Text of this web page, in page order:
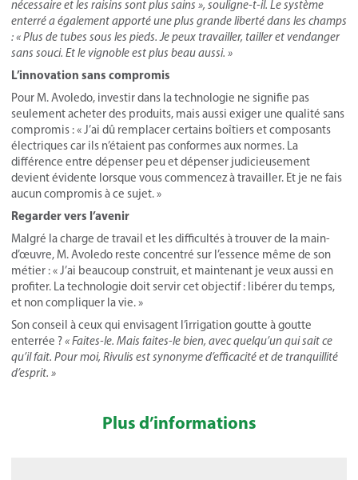
nécessaire et les raisins sont plus sains », souligne-t-il. Le système
enterré a également apporté une plus grande liberté dans les champs
: « Plus de tubes sous les pieds. Je peux travailler, tailler et vendanger
sans souci. Et le vignoble est plus beau aussi. »
L’innovation sans compromis
Pour M. Avoledo, investir dans la technologie ne signifie pas
seulement acheter des produits, mais aussi exiger une qualité sans
compromis : « J’ai dû remplacer certains boîtiers et composants
électriques car ils n’étaient pas conformes aux normes. La
différence entre dépenser peu et dépenser judicieusement
devient évidente lorsque vous commencez à travailler. Et je ne fais
aucun compromis à ce sujet. »
Regarder vers l’avenir
Malgré la charge de travail et les difficultés à trouver de la main-
d’œuvre, M. Avoledo reste concentré sur l’essence même de son
métier : « J’ai beaucoup construit, et maintenant je veux aussi en
profiter. La technologie doit servir cet objectif : libérer du temps,
et non compliquer la vie. »
Son conseil à ceux qui envisagent l’irrigation goutte à goutte
enterrée ?« Faites-le. Mais faites-le bien, avec quelqu’un qui sait ce
qu’il fait. Pour moi, Rivulis est synonyme d’efficacité et de tranquillité
d’esprit. »
Plus d’informations